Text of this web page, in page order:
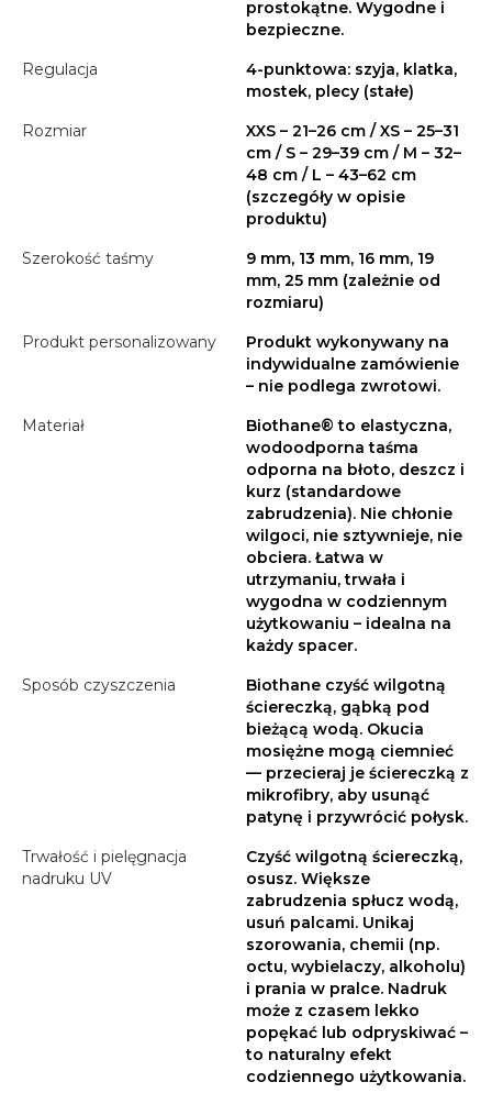
prostokątne. Wygodne i
bezpieczne.
Regulacja
4-punktowa: szyja, klatka,
mostek, plecy (stałe)
Rozmiar
XXS – 21–26 cm / XS – 25–31
cm / S – 29–39 cm / M – 32–
48 cm / L – 43–62 cm
(szczegóły w opisie
produktu)
Szerokość taśmy
9 mm, 13 mm, 16 mm, 19
mm, 25 mm (zależnie od
rozmiaru)
Produkt personalizowany
Produkt wykonywany na
indywidualne zamówienie
– nie podlega zwrotowi.
Materiał
Biothane® to elastyczna,
wodoodporna taśma
odporna na błoto, deszcz i
kurz (standardowe
zabrudzenia). Nie chłonie
wilgoci, nie sztywnieje, nie
obciera. Łatwa w
utrzymaniu, trwała i
wygodna w codziennym
użytkowaniu – idealna na
każdy spacer.
Sposób czyszczenia
Biothane czyść wilgotną
ściereczką, gąbką pod
bieżącą wodą. Okucia
mosiężne mogą ciemnieć
— przecieraj je ściereczką z
mikrofibry, aby usunąć
patynę i przywrócić połysk.
Trwałość i pielęgnacja
nadruku UV
Czyść wilgotną ściereczką,
osusz. Większe
zabrudzenia spłucz wodą,
usuń palcami. Unikaj
szorowania, chemii (np.
octu, wybielaczy, alkoholu)
i prania w pralce. Nadruk
może z czasem lekko
popękać lub odpryskiwać –
to naturalny efekt
codziennego użytkowania.